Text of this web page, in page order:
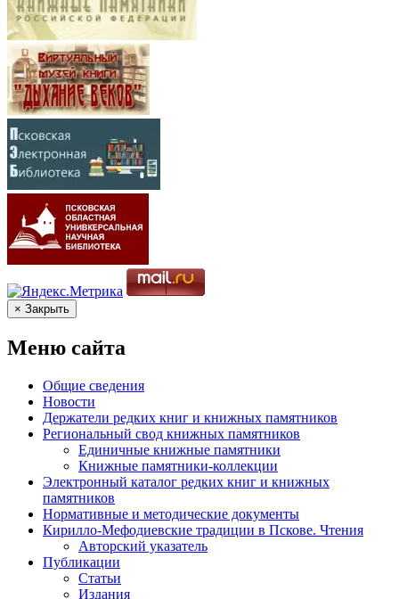
× Закрыть
Меню сайта
Общие сведения
Новости
Держатели редких книг и книжных памятников
Региональный свод книжных памятников
Единичные книжные памятники
Книжные памятники-коллекции
Электронный каталог редких книг и книжных
памятников
Нормативные и методические документы
Кирилло-Мефодиевские традиции в Пскове. Чтения
Авторский указатель
Публикации
Статьи
Издания